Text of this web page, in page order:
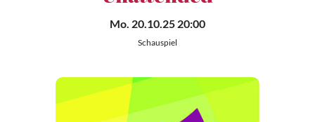
Mo. 20.10.25 20:00
Schauspiel